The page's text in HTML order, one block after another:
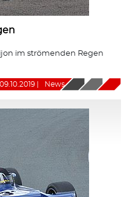
im strömenden Regen
09.10.2019 News